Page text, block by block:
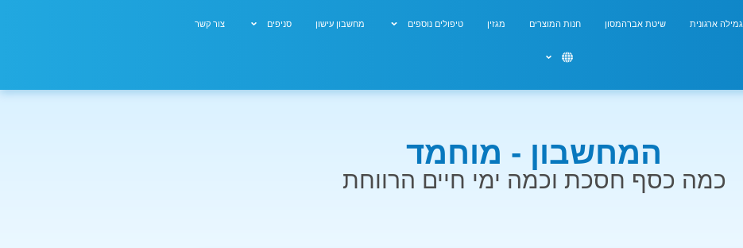
גמילה ארגונית שיטת אברהמסון חנות המוצרים מגזין טיפולים נוספים מחשבון עישון סניפים צור קשר
המחשבון - מוחמד
כמה כסף חסכת וכמה ימי חיים הרווחת